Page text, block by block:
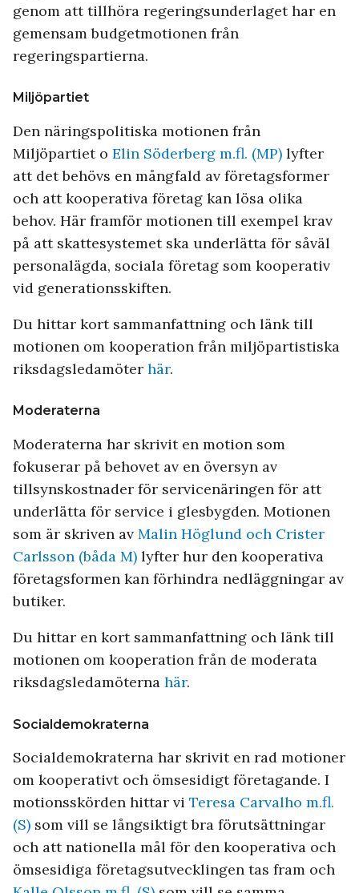
genom att tillhöra regeringsunderlaget har en
gemensam budgetmotionen från
regeringspartierna.
Miljöpartiet
Den näringspolitiska motionen från
Miljöpartiet o Elin Söderberg m.fl. (MP) lyfter
att det behövs en mångfald av företagsformer
och att kooperativa företag kan lösa olika
behov. Här framför motionen till exempel krav
på att skattesystemet ska underlätta för såväl
personalägda, sociala företag som kooperativ
vid generationsskiften.
Du hittar kort sammanfattning och länk till
motionen om kooperation från miljöpartistiska
riksdagsledamöter här.
Moderaterna
Moderaterna har skrivit en motion som
fokuserar på behovet av en översyn av
tillsynskostnader för servicenäringen för att
underlätta för service i glesbygden. Motionen
som är skriven av Malin Höglund och Crister
Carlsson (båda M) lyfter hur den kooperativa
företagsformen kan förhindra nedläggningar av
butiker.
Du hittar en kort sammanfattning och länk till
motionen om kooperation från de moderata
riksdagsledamöterna här.
Socialdemokraterna
Socialdemokraterna har skrivit en rad motioner
om kooperativt och ömsesidigt företagande. I
motionsskörden hittar vi Teresa Carvalho m.fl.
(S) som vill se långsiktigt bra förutsättningar
och att nationella mål för den kooperativa och
ömsesidiga företagsutvecklingen tas fram och